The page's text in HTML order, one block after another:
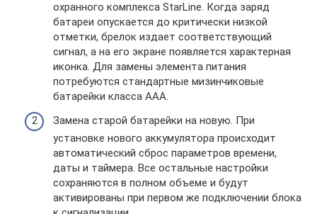
охранного комплекса StarLine. Когда заряд
батареи опускается до критически низкой
отметки, брелок издает соответствующий
сигнал, а на его экране появляется характерная
иконка. Для замены элемента питания
потребуются стандартные мизинчиковые
батарейки класса ААА.
Замена старой батарейки на новую. При
установке нового аккумулятора происходит
автоматический сброс параметров времени,
даты и таймера. Все остальные настройки
сохраняются в полном объеме и будут
активированы при первом же подключении блока